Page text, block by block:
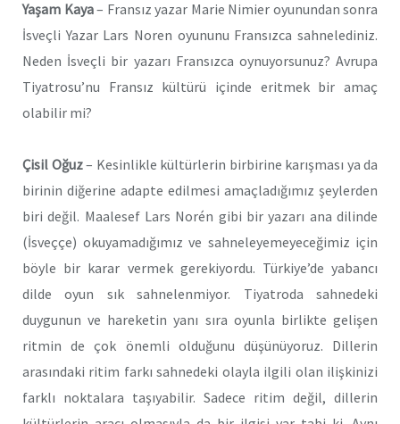
Yaşam Kaya– Fransız yazar Marie Nimier oyunundan sonra
İsveçli Yazar Lars Noren oyununu Fransızca sahnelediniz.
Neden İsveçli bir yazarı Fransızca oynuyorsunuz? Avrupa
Tiyatrosu’nu Fransız kültürü içinde eritmek bir amaç
olabilir mi?
Çisil Oğuz– Kesinlikle kültürlerin birbirine karışması ya da
birinin diğerine adapte edilmesi amaçladığımız şeylerden
biri değil. Maalesef Lars Norén gibi bir yazarı ana dilinde
(İsveççe) okuyamadığımız ve sahneleyemeyeceğimiz için
böyle bir karar vermek gerekiyordu. Türkiye’de yabancı
dilde oyun sık sahnelenmiyor. Tiyatroda sahnedeki
duygunun ve hareketin yanı sıra oyunla birlikte gelişen
ritmin de çok önemli olduğunu düşünüyoruz. Dillerin
arasındaki ritim farkı sahnedeki olayla ilgili olan ilişkinizi
farklı noktalara taşıyabilir. Sadece ritim değil, dillerin